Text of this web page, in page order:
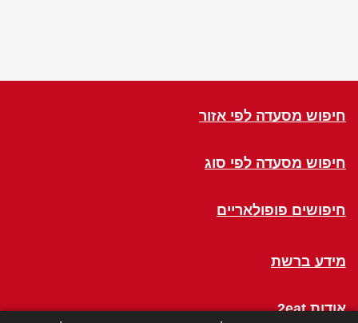
חיפוש מסעדה לפי אזור
חיפוש מסעדה לפי סוג
חיפושים פופולאריים
מידע ברשת
אודות 2eat